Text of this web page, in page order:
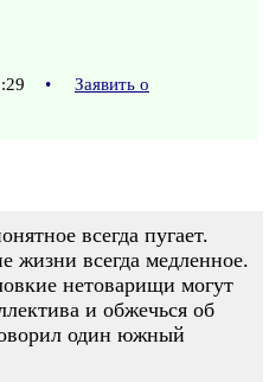
•
Заявить о
всегда пугает.
жизни всегда медленное.
нетоварищи могут
и обжечься об
один южный